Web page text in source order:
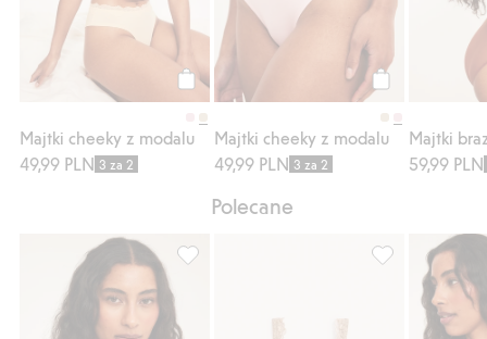
Kup
Majtki cheeky z modalu
49,99 PLN 3 za 2
Kup
Majtki cheeky z modalu
49,99 PLN 3 za 2 59,99 PLN
Polecane
Stanik push up z koronki, Dodaj do listy
Braletka z